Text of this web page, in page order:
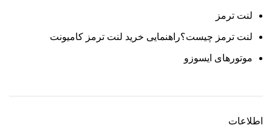
لنت ترمز
لنت ترمز چیست؟راهنمایی خرید لنت ترمز کامیونت
موتورهای ایسوزو
اطلاعات